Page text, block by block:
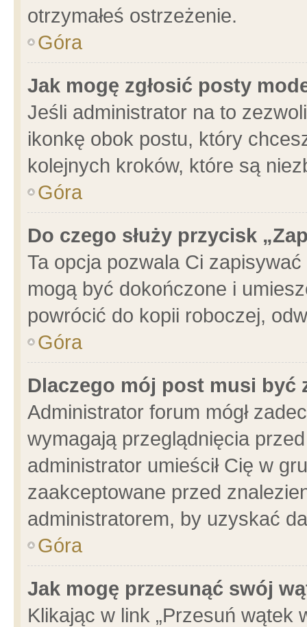
otrzymałeś ostrzeżenie.
Góra
Jak mogę zgłosić posty
Jeśli administrator na to
ikonkę obok postu, który
kolejnych kroków, które są
Góra
Do czego służy przycisk
Ta opcja pozwala Ci
mogą być dokończone i
powrócić do kopii roboczej,
Góra
Dlaczego mój post musi być
Administrator forum mógł
wymagają przeglądnięcia
administrator umieścił Cię w
zaakceptowane przed
administratorem, by uzyskać
Góra
Jak mogę przesunąć swój
Klikając w link „Przesuń wątek